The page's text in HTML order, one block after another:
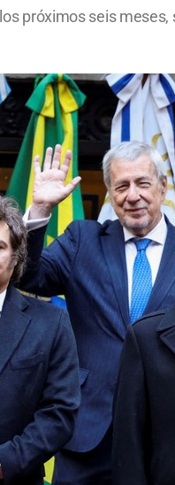
próximos seis